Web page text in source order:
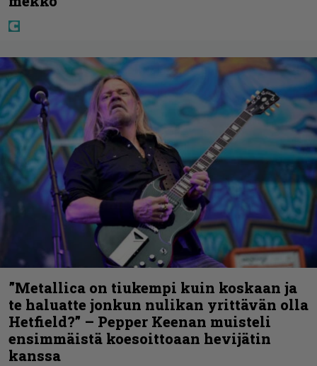
”Metallica on tiukempi kuin koskaan ja
te haluatte jonkun nulikan yrittävän olla
Hetfield?” – Pepper Keenan muisteli
ensimmäistä koesoittoaan hevijätin
kanssa